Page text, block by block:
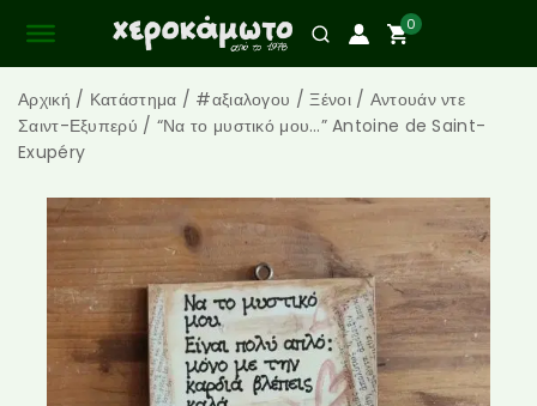
0
Αρχική / Κατάστημα / #αξιαλογου / Ξένοι / Αντουάν ντε
Σαιντ-Εξυπερύ / “Να το μυστικό μου…” Antoine de Saint-
Exupéry